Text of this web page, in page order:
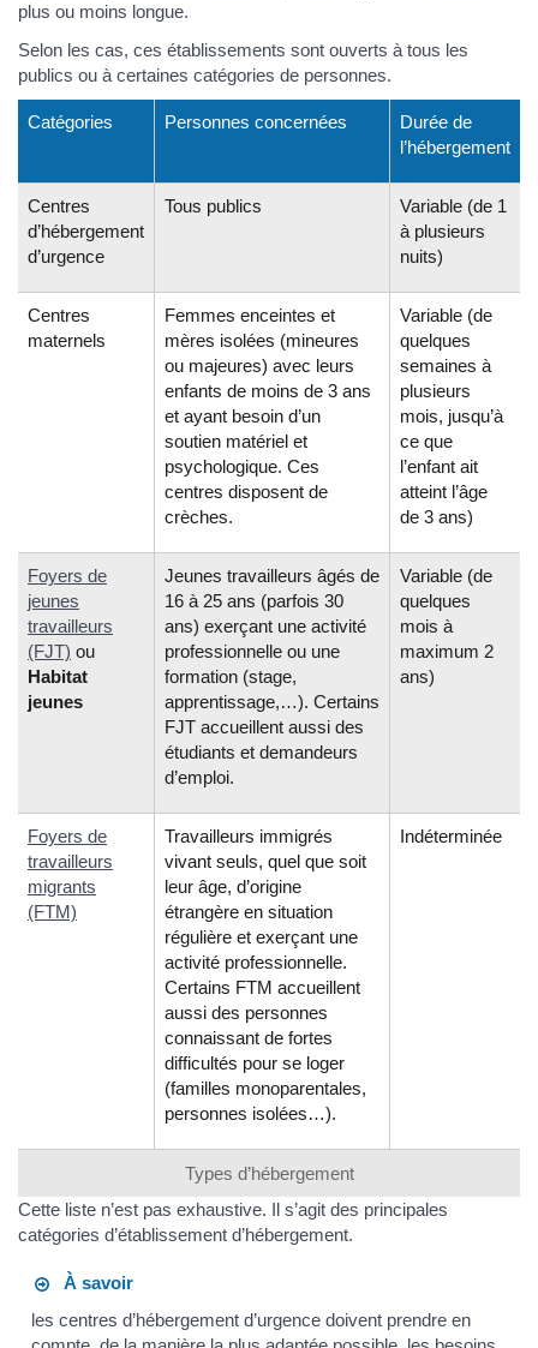
plus ou moins longue.
Selon les cas, ces établissements sont ouverts à tous les
publics ou à certaines catégories de personnes.
Types d’hébergement
Catégories Personnes concernées
Durée de
l’hébergement
Centres
d’hébergement
d’urgence
Tous publics
Variable (de 1
à plusieurs
nuits)
Centres
maternels
Femmes enceintes et
mères isolées (mineures
ou majeures) avec leurs
enfants de moins de 3 ans
et ayant besoin d’un
soutien matériel et
psychologique. Ces
centres disposent de
crèches.
Variable (de
quelques
semaines à
plusieurs
mois, jusqu’à
ce que
l’enfant ait
atteint l’âge
de 3 ans)
Foyers de
jeunes
travailleurs
(FJT) ou
Habitat
jeunes
Jeunes travailleurs âgés de
16 à 25 ans (parfois 30
ans) exerçant une activité
professionnelle ou une
formation (stage,
apprentissage,…). Certains
FJT accueillent aussi des
étudiants et demandeurs
d’emploi.
Variable (de
quelques
mois à
maximum 2
ans)
Foyers de
travailleurs
migrants
(FTM)
Travailleurs immigrés
vivant seuls, quel que soit
leur âge, d’origine
étrangère en situation
régulière et exerçant une
activité professionnelle.
Certains FTM accueillent
aussi des personnes
connaissant de fortes
difficultés pour se loger
(familles monoparentales,
personnes isolées…).
Indéterminée
Cette liste n’est pas exhaustive. Il s’agit des principales
catégories d’établissement d’hébergement.
À savoir
les centres d’hébergement d’urgence doivent prendre en